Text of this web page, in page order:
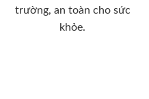
trường, an toàn cho sức
khỏe.